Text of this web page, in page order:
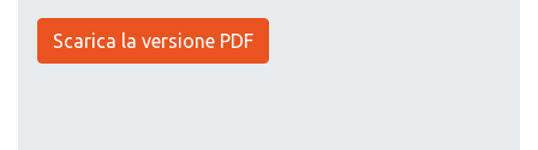
Scarica la versione PDF